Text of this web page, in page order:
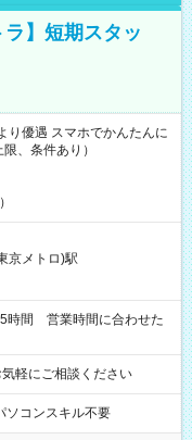
】短期スタッ
優遇 スマホでかんたんに
、条件あり）
京メトロ)駅
軽にご相談ください
ソコンスキル不要